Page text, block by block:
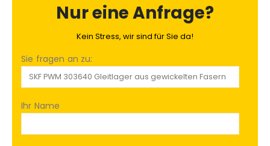
Nur eine Anfrage?
Kein Stress, wir sind für Sie da!
Sie fragen an zu:
Ihr Name